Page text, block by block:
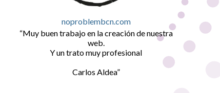
noproblembcn.com
Muy buen trabajo en la creación de nuestra
web.
Y un trato muy profesional
Carlos Aldea